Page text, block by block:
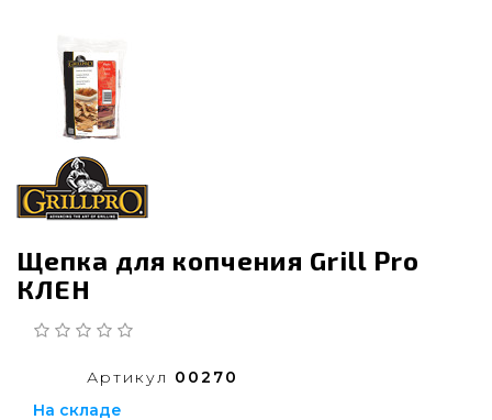
Щепка для копчения Grill Pro
КЛЕН
Артикул 00270
На складе